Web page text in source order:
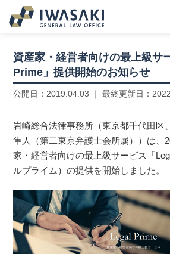
資産家・経営者向けの最上級サ
Prime」提供開始のお知らせ
公開日： 2019.04.03 ｜ 最終更新日：
岩崎総合法律事務所（東京都千代田区
隼人（第二東京弁護士会所属））は、
家・経営者向けの最上級サービス「
ルプライム）の提供を開始しました。